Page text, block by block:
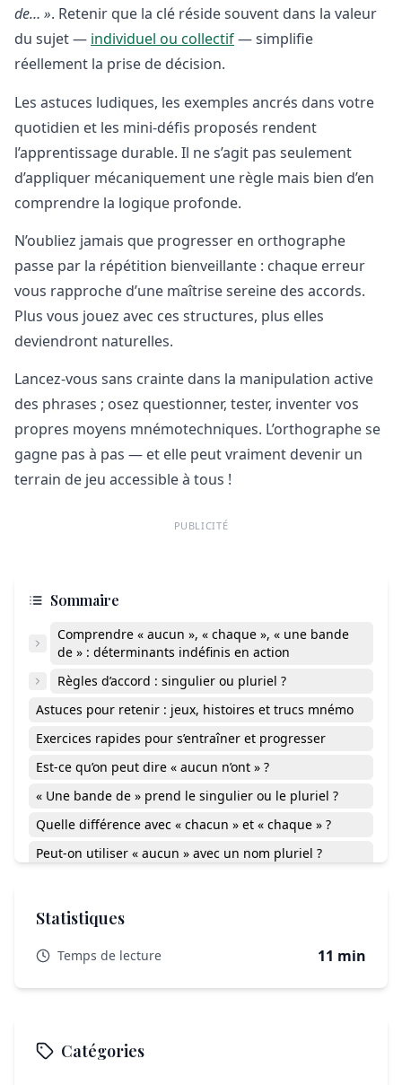
de… ». Retenir que la clé réside souvent dans la valeur
du sujet — individuel ou collectif— simplifie
réellement la prise de décision.
Les astuces ludiques, les exemples ancrés dans votre
quotidien et les mini-défis proposés rendent
l’apprentissage durable. Il ne s’agit pas seulement
d’appliquer mécaniquement une règle mais bien d’en
comprendre la logique profonde.
N’oubliez jamais que progresser en orthographe
passe par la répétition bienveillante : chaque erreur
vous rapproche d’une maîtrise sereine des accords.
Plus vous jouez avec ces structures, plus elles
deviendront naturelles.
Lancez-vous sans crainte dans la manipulation active
des phrases ; osez questionner, tester, inventer vos
propres moyens mnémotechniques. L’orthographe se
gagne pas à pas — et elle peut vraiment devenir un
terrain de jeu accessible à tous !
PUBLICITÉ
Sommaire
Comprendre « aucun », « chaque », « une bande
de » : déterminants indéfinis en action
Règles d’accord : singulier ou pluriel ?
Astuces pour retenir : jeux, histoires et trucs mnémo
Exercices rapides pour s’entraîner et progresser
Est-ce qu’on peut dire « aucun n’ont » ?
« Une bande de » prend le singulier ou le pluriel ?
Quelle différence avec « chacun » et « chaque » ?
Peut-on utiliser « aucun » avec un nom pluriel ?
L’accord maîtrisé : confiance et progrès au rendez-
vous
Statistiques
Temps de lecture 11 min
Catégories